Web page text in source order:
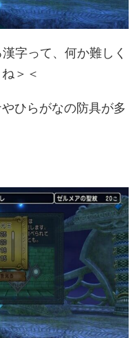
字って、何か難しく
＞＜
ひらがなの防具が多